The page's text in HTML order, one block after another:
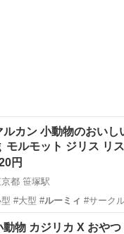
ルカン 小動物のおいし
モルモット ジリス リ
円
都 笹塚駅
#大型 #ルーミィ #サーク
笹塚駅 その他 ハムス
動物 カジリカ X おや